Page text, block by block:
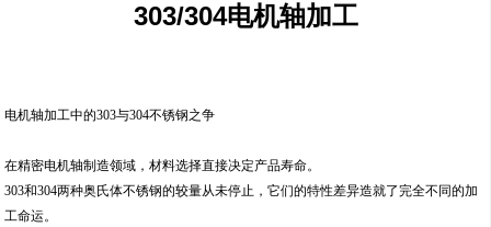
303/304电机轴加工
电机轴加工中的303与304不锈钢之争
在精密电机轴制造领域，材料选择直接决定产品寿命。
303和304两种奥氏体不锈钢的较量从未停止，它们的特性差异造就了完全不同的加
工命运。